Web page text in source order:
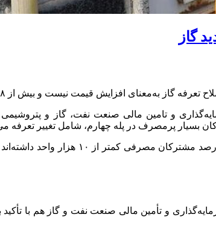
گاز
نیست و بیش از ۸۸ تا ۹۰ درصد جمعیت کشور تأثیرات قابل توجهی ندارند.
و تامین مالی صنعت نفت، گاز و
چهارم، شامل تغییر تعرفه می‌شوند و حدود ۹۰ درصد مردم هیچ افزایشی
به گفته توکلی برآوردها نشان
و تأمین مالی صنعت نفت و گاز هم با تأکید